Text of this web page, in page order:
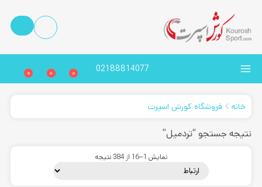
02188814077
0
0
0
خانه فروشگاه کورش اسپرت
نتیجه جستجو “تردمیل”
نمایش 1–16 از 384 نتیجه